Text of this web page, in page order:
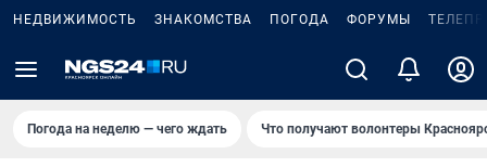
НЕДВИЖИМОСТЬ ЗНАКОМСТВА ПОГОДА ФОРУМЫ
Погода на неделю — чего ждать Что получают волонтеры